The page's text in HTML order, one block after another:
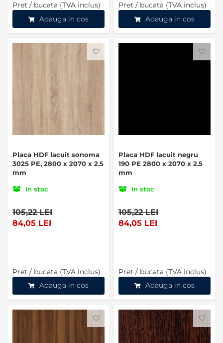
Pret / bucata (TVA inclus)
Adauga in cos
Pret / bucata (TVA inclus)
Adauga in cos
Placa HDF lacuit sonoma
3025 PE, 2800 x 2070 x 2.5
mm
In stoc
105,22 LEI
84,05 LEI
Pret / bucata (TVA inclus)
Adauga in cos
Placa HDF lacuit negru
190 PE 2800 x 2070 x 2.5
mm
In stoc
105,22 LEI
84,05 LEI
Pret / bucata (TVA inclus)
Adauga in cos
Favorite